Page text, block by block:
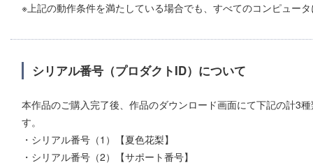
※上記の動作条件を満たしている場合でも、すべてのコンピュー
シリアル番号（プロダクトID）について
本作品のご購入完了後、作品のダウンロード画面にて下記の計3
す。
・シリアル番号（1）【夏色花梨】
・シリアル番号（2）【サポート番号】